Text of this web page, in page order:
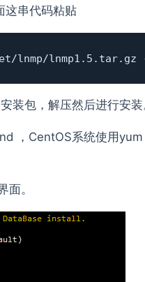
这串代码粘贴
lnmp/lnmp1.5.tar.gz
装包，解压然后进行安装
，CentOS系统使用
面。